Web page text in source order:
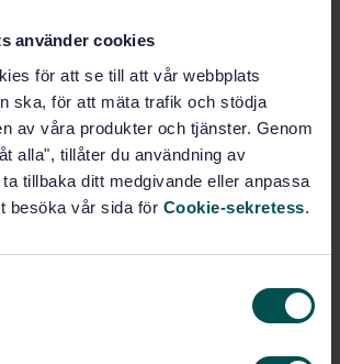
använder cookies
för att se till att vår webbplats
ska, för att mäta trafik och stödja
av våra produkter och tjänster. Genom
alla", tillåter du användning av
tillbaka ditt medgivande eller anpassa
besöka vår sida för Cookie-sekretess.
on standards - Read more
Price:
Add to cart
Show more